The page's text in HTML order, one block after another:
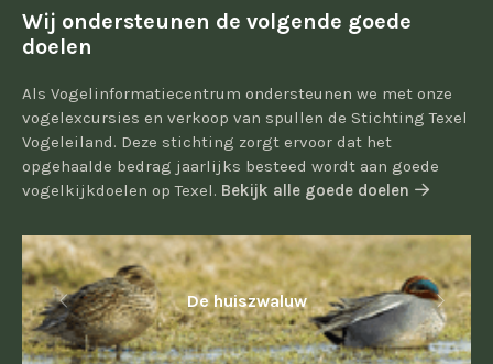
Wij ondersteunen de volgende goede
doelen
Als Vogelinformatiecentrum ondersteunen we met onze
vogelexcursies en verkoop van spullen de Stichting Texel
Vogeleiland. Deze stichting zorgt ervoor dat het
opgehaalde bedrag jaarlijks besteed wordt aan goede
vogelkijkdoelen op Texel. Bekijk alle goede doelen
De huiszwaluw